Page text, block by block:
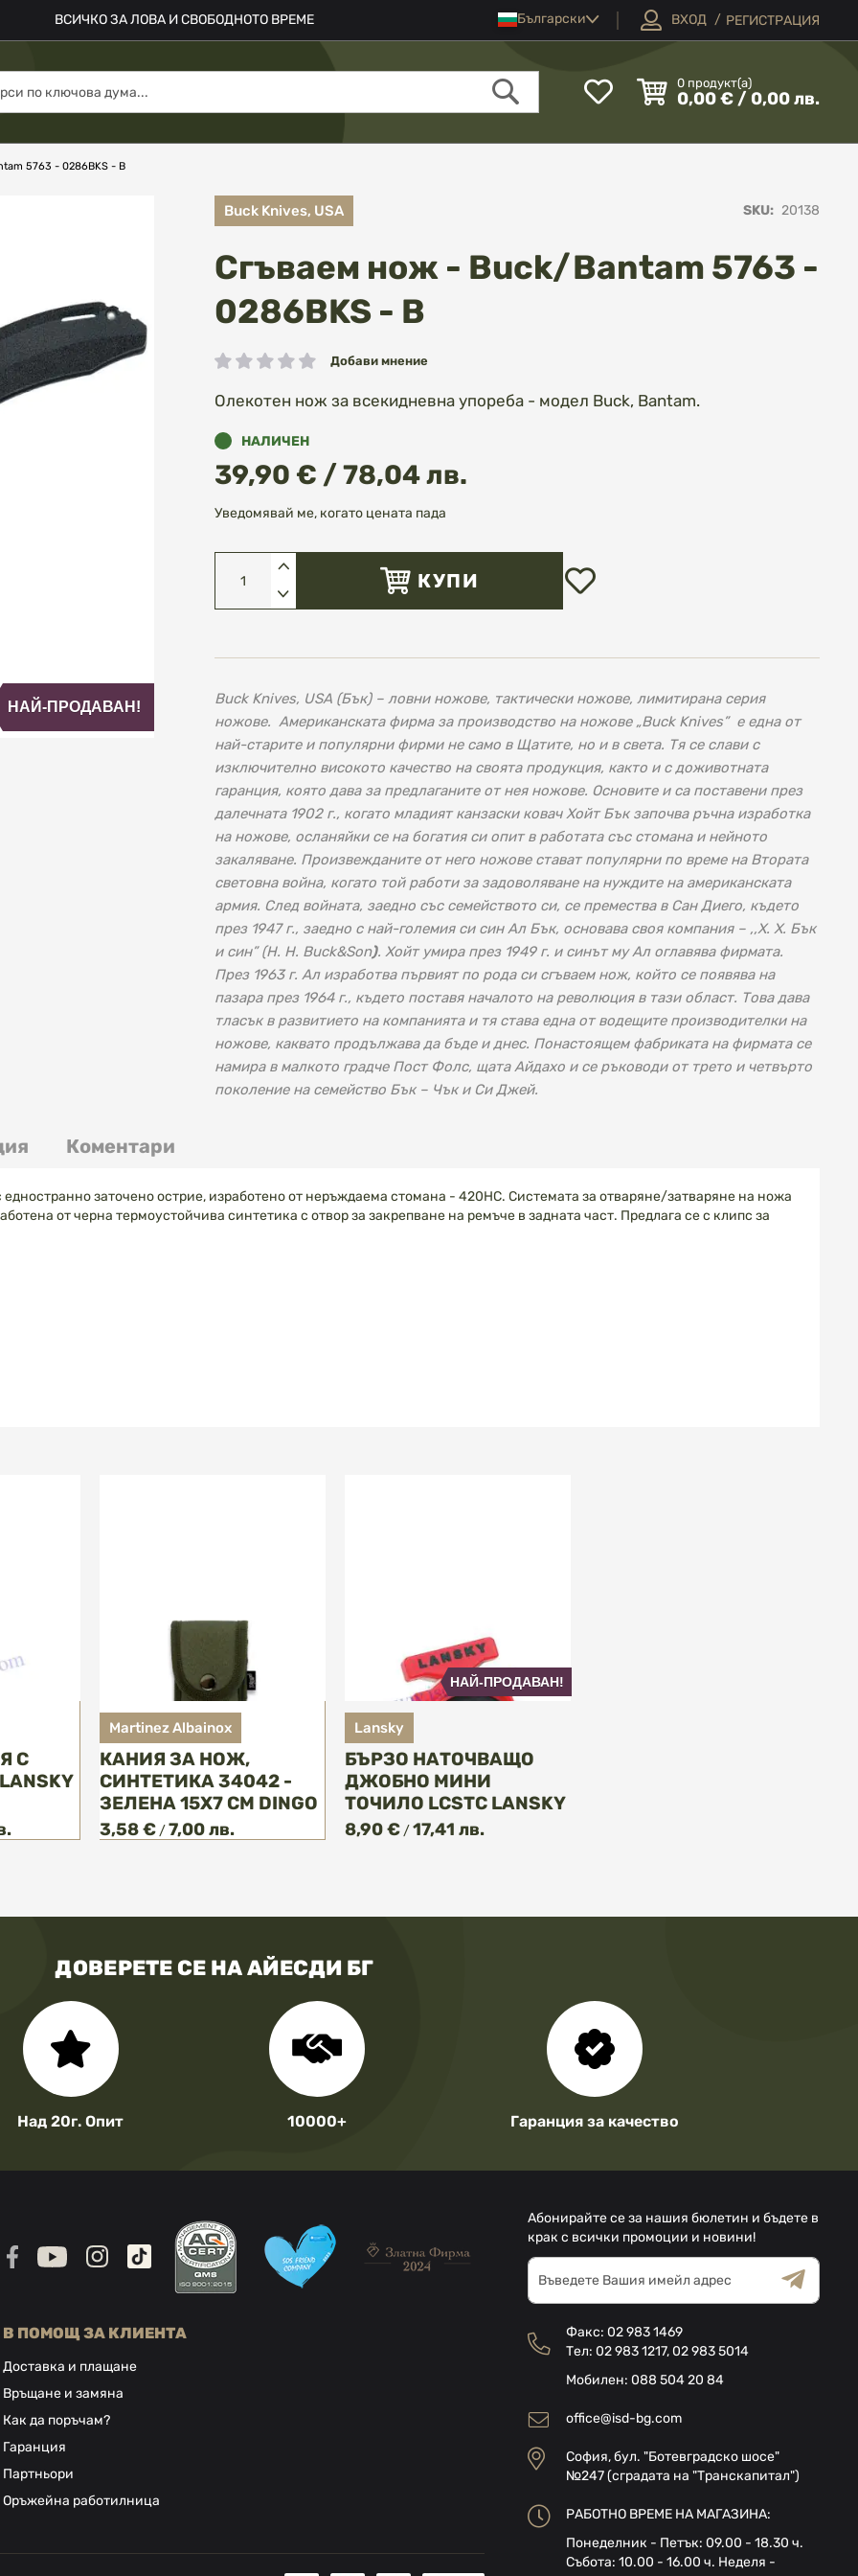
ВСИЧКО ЗА ЛОВА И СВОБОДНОТО ВРЕМЕ ЕзикБългарски ВХОД РЕГИСТРАЦИЯ
Моят
списък
любими
0 продукт(а)
0,00 € / 0,00 лв.
Търсене
5763 - 0286BKS - B
Buck Knives, USA SKU 20138
Сгъваем нож - Buck/Bantam 5763 -
0286BKS - B
рейтинг: Добави мнение
Олекотен нож за всекидневна упореба - модел Buck, Bantam.
НАЛИЧЕН
39,90 € / 78,04 лв.
Уведомявай ме, когато цената пада
КУПИ
Buck Knives, USA (Бък) – ловни ножове, тактически ножове, лимитирана серия
ножове. Американската фирма за производство на ножове „Buck Knives” е една от
най-старите и популярни фирми не само в Щатите, но и в света. Тя се слави с
изключително високото качество на своята продукция, както и с доживотната
гаранция, която дава за предлаганите от нея ножове. Основите и са поставени през
далечната 1902 г., когато младият канзаски ковач Хойт Бък започва ръчна изработка
на ножове, осланяйки се на богатия си опит в работата със стомана и нейното
закаляване. Произвежданите от него ножове стават популярни по време на Втората
световна война, когато той работи за задоволяване на нуждите на американската
армия. След войната, заедно със семейството си, се премества в Сан Диего, където
през 1947 г., заедно с най-големия си син Ал Бък, основава своя компания – ,,Х. Х. Бък
и син” (H. H. Buck&Son). Хойт умира през 1949 г. и синът му Ал оглавява фирмата.
През 1963 г. Ал изработва първият по рода си сгъваем нож, който се появява на
пазара през 1964 г., където поставя началото на революция в тази област. Това дава
тласък в развитието на компанията и тя става една от водещите производителки на
ножове, каквато продължава да бъде и днес. Понастоящем фабриката на фирмата се
намира в малкото градче Пост Фолс, щата Айдахо и се ръководи от трето и четвърто
поколение на семейство Бък – Чък и Си Джей.
НАЙ-ПРОДАВАН!
едностранно заточено острие, изработено от неръждаема стомана - 420НС. Системата за отваряне/затваряне на ножа
от черна термоустойчива синтетика с отвор за закрепване на ремъче в задната част. Предлага се с клипс за
Коментари
С
Martinez Albainox
КАНИЯ ЗА НОЖ,
СИНТЕТИКА 34042 -
ЗЕЛЕНА 15Х7 CM DINGO
3,58 € /7,00 лв.
НАЙ-ПРОДАВАН!
Lansky
БЪРЗО НАТОЧВАЩО
ДЖОБНО МИНИ
ТОЧИЛО LCSTC LANSKY
8,90 € /17,41 лв.
ДОВЕРЕТЕ СЕ НА АЙЕСДИ БГ
Над 20г. Опит 10000+ Гаранция за качество
Абонирайте се за нашия бюлетин и бъдете в
крак с всички промоции и новини!
Абонирай
се
за
е-
бюлетин:
Общи условия
Декларацията за
поверителност
В ПОМОЩ ЗА КЛИЕНТА
Доставка и плащане
Връщане и замяна
Как да поръчам?
Гаранция
Партньори
Оръжейна работилница
Факс:02 983 1469
Тел:02 983 1217,02 983 5014
Мобилен:088 504 20 84
office@isd-bg.com
София, бул. "Ботевградско шосе"
№247 (сградата на "Транскапитал")
РАБОТНО ВРЕМЕ НА МАГАЗИНА:
Понеделник - Петък: 09.00 - 18.30 ч.
Събота: 10.00 - 16.00 ч. Неделя -